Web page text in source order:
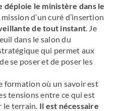
déploie le ministère dans le
mission d’un curé d’insertion
de tout instant . Je
dans le salon du
qui permet aux
se poser et de poser les
formation où un savoir est
tensions entre ce qui est
le terrain. Il est nécessaire